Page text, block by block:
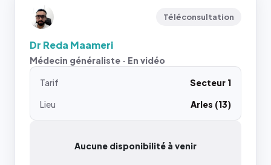
Téléconsultation
Dr Reda Maameri
Médecin généraliste · En vidéo
Tarif
Secteur 1
Lieu
Arles (13)
Aucune disponibilité à venir